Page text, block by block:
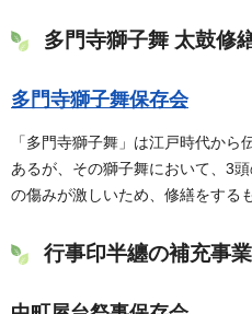
多門寺獅子舞 太鼓修
多門寺獅子舞保存会
「多門寺獅子舞」は江戸時代か
あるが、その獅子舞において、3
の傷みが激しいため、修繕をするも
行事印半纏の補充事業